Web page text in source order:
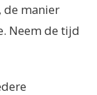
de manier
Neem de tijd